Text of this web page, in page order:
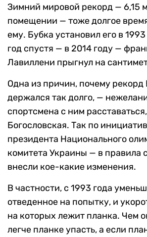
Зимний мировой рекорд — 6,15
помещении — тоже долгое
ему. Бубка установил его в
год спустя — в 2014 году —
Лавиллени прыгнул на
Одна из причин, почему рекорд
держался так долго, —
спортсмена с ним
Богословская. Так по
президента Национального
комитета Украины — в правила
внесли кое-какие изменения.
В частности, с 1993 года
отведенное на попытку, и
на которых лежит планка. Чем
легче планке упасть, а если